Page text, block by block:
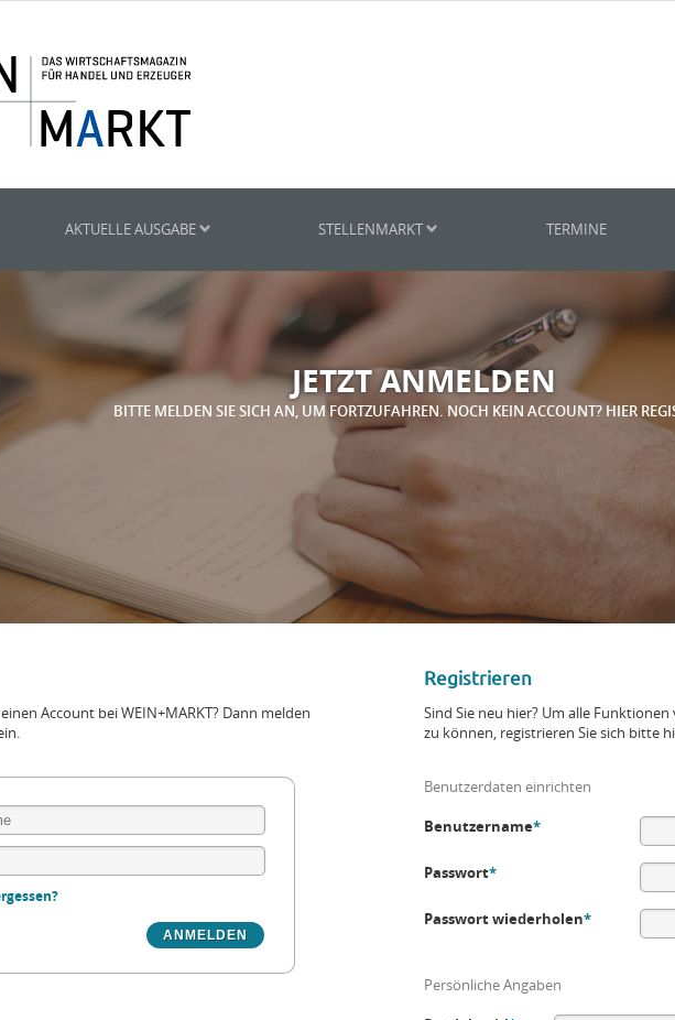
AKTUELLE AUSGABE STELLENMARKT TERMINE
JETZT ANMELDEN
BITTE MELDEN SIE SICH AN, UM FORTZUFAHREN. NOCH KEIN ACCOUNT? HIER
Account bei WEIN+MARKT? Dann melden
Registrieren
Sind Sie neu hier? Um alle Funktionen
zu können, registrieren Sie sich bitte
Benutzerdaten einrichten
Benutzername*
Passwort*
Passwort wiederholen*
Persönliche Angaben